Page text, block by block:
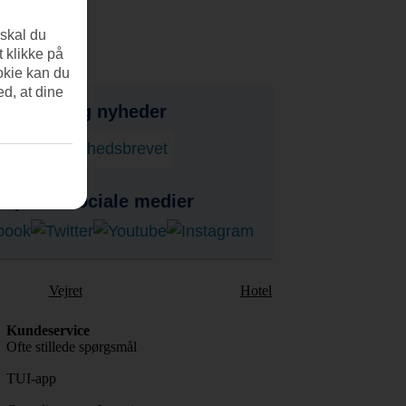
tips og nyheder
på nyhedsbrevet
på de sociale medier
Vejret Hotel
Kundeservice
Ofte stillede spørgsmål
TUI-app
du
klikke på
kan du
at dine